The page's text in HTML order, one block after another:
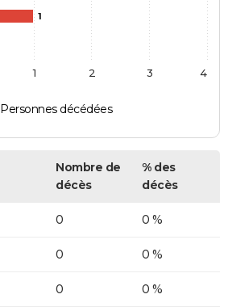
1
Personnes décédées
1 2 3 4
Nombre de
décès
% des
décès
0 0 %
0 0 %
0 0 %